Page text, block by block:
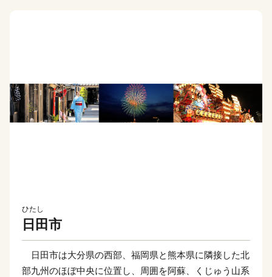
ひたし
日田市
日田市は大分県の西部、福岡県と熊本県に隣接した北
部九州のほぼ中央に位置し、周囲を阿蘇、くじゅう山系